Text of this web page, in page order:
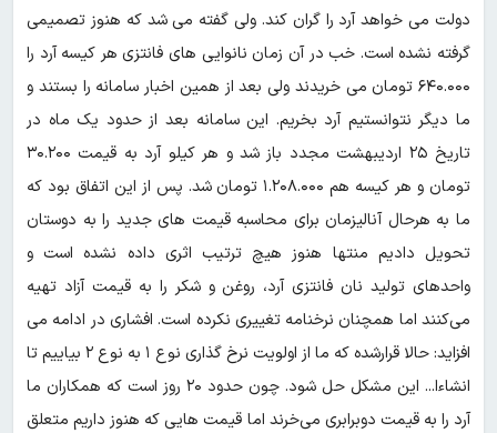
دولت می خواهد آرد را گران کند. ولی گفته می شد که هنوز تصمیمی
گرفته نشده است. خب در آن زمان نانوایی های فانتزی هر کیسه آرد را
۶۴۰.۰۰۰ تومان می خریدند ولی بعد از همین اخبار سامانه را بستند و
ما دیگر نتوانستیم آرد بخریم. این سامانه بعد از حدود یک ماه در
تاریخ ۲۵ اردیبهشت مجدد باز شد و هر کیلو آرد به قیمت ۳۰.۲۰۰
تومان و هر کیسه هم ۱.۲۰۸.۰۰۰ تومان شد. پس از این اتفاق بود که
ما به هرحال آنالیزمان برای محاسبه قیمت های جدید را به دوستان
تحویل دادیم منتها هنوز هیچ ترتیب اثری داده نشده است و
واحدهای تولید نان فانتزی آرد، روغن و شکر را به قیمت آزاد تهیه
می‌کنند اما همچنان نرخنامه تغییری نکرده است. افشاری در ادامه می
افزاید: حالا قرارشده که ما از اولویت نرخ گذاری نوع ۱ به نوع ۲ بیاییم تا
ان‎شاءا... این مشکل حل شود. چون حدود ۲۰ روز است که همکاران ما
آرد را به قیمت دوبرابری می‌خرند اما قیمت هایی که هنوز داریم متعلق